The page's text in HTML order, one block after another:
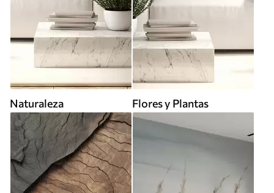
Naturaleza Flores y Plantas